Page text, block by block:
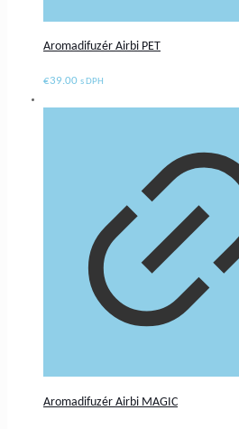
Aromadifuzér Airbi PET
€39.00 s DPH
Aromadifuzér Airbi MAGIC